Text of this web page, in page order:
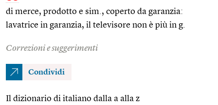
di merce, prodotto e sim. , coperto da garanzia:
lavatrice in garanzia, il televisore non è più in g.
Correzioni e suggerimenti
Condividi
Il dizionario di italiano dalla a alla z